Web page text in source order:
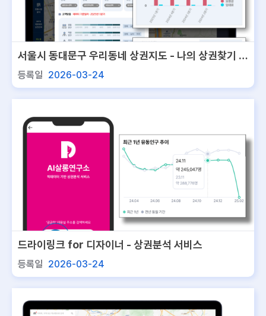
서울시 동대문구 우리동네 상권지도 - 나의 상권찾기 서
비스
등록일 2026-03-24
드라이링크 for 디자이너 - 상권분석 서비스
등록일 2026-03-24